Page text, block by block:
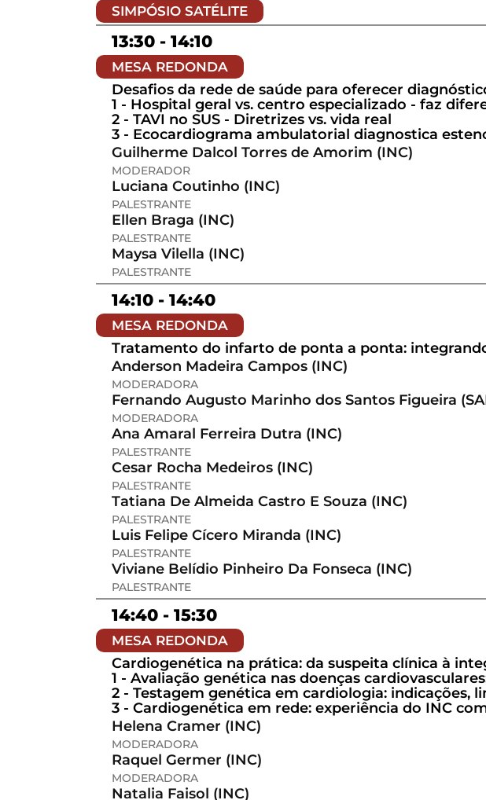
SIMPÓSIO SATÉLITE
13:30 - 14:10
MESA REDONDA
Desafios da rede de saúde para oferecer
1 - Hospital geral vs. centro especializado - faz
2 - TAVI no SUS - Diretrizes vs. vida real
3 - Ecocardiograma ambulatorial diagnostica
Guilherme Dalcol Torres de Amorim (INC)
MODERADOR
Luciana Coutinho (INC)
PALESTRANTE
Ellen Braga (INC)
PALESTRANTE
Maysa Vilella (INC)
PALESTRANTE
14:10 - 14:40
MESA REDONDA
Tratamento do infarto de ponta a ponta:
Anderson Madeira Campos (INC)
MODERADORA
Fernando Augusto Marinho dos Santos Figueira
MODERADORA
Ana Amaral Ferreira Dutra (INC)
PALESTRANTE
Cesar Rocha Medeiros (INC)
PALESTRANTE
Tatiana De Almeida Castro E Souza (INC)
PALESTRANTE
Luis Felipe Cícero Miranda (INC)
PALESTRANTE
Viviane Belídio Pinheiro Da Fonseca (INC)
PALESTRANTE
14:40 - 15:30
MESA REDONDA
Cardiogenética na prática: da suspeita clínica à
1 - Avaliação genética nas doenças
2 - Testagem genética em cardiologia: indicações,
3 - Cardiogenética em rede: experiência do INC
Helena Cramer (INC)
MODERADORA
Raquel Germer (INC)
MODERADORA
Natalia Faisol (INC)